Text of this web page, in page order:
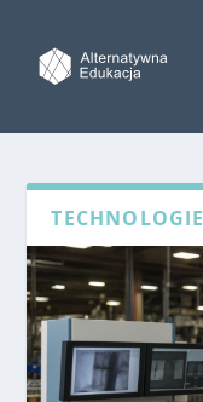
TECHNOLOGIE